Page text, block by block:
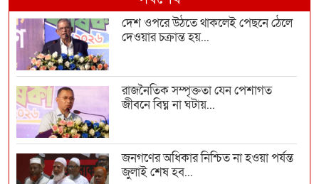
দেশ ওপরে উঠতে থাকলেই পেছনে ঠেলে
দেওয়ার চক্রান্ত হয়...
রাজনৈতিক সম্পৃক্ততা যেন পেশাগত
জীবনে বিঘ্ন না ঘটায়...
জনগণের অধিকার নিশ্চিত না হওয়া পর্যন্ত
জুলাই শেষ হব...